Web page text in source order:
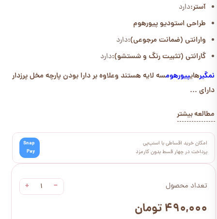
تعداد محصول −
+
۴۹۰,۰۰۰ تومان
آستر:دارد
طراحی استودیو پیورهوم
وارانتی (ضمانت مرجوعی):دارد
گارانتی (تثبیت رنگ و شستشو):دارد
نمگیرهایپیورهومسه لایه هستند وعلاوه بر دارا بودن پارچه مخل پرزدار
دارای ...
مطالعه بیشتر
امکان خرید اقساطی با اسنپ‌پی
پرداخت در چهار قسط بدون کارمزد
Snap
Pay